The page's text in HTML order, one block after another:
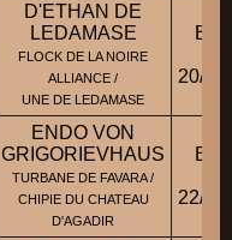
D'ETHAN DE
LEDAMASE
FLOCK DE LA NOIRE
ALLIANCE /
UNE DE LEDAMASE
20/
ENDO VON
GRIGORIEVHAUS
TURBANE DE FAVARA /
CHIPIE DU CHATEAU
D'AGADIR
22/